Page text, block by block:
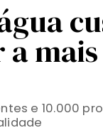
a
e 10.000